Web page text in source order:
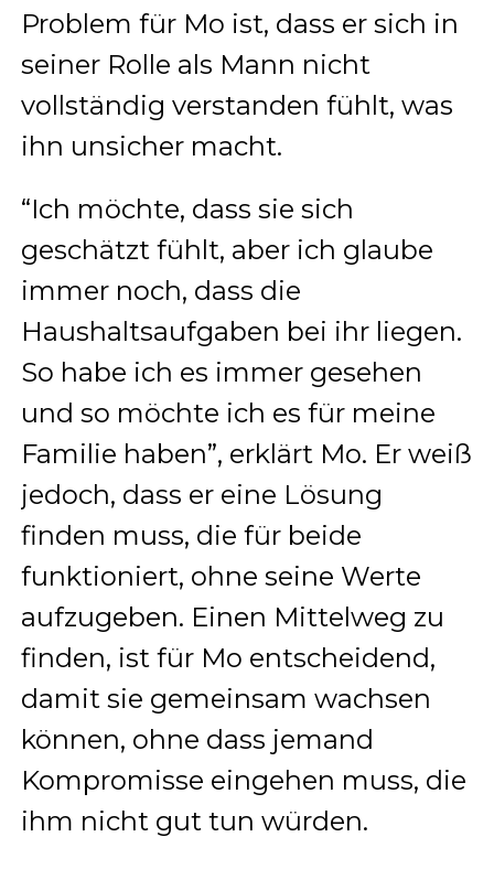
Problem für Mo ist, dass er sich in
seiner Rolle als Mann nicht
vollständig verstanden fühlt, was
ihn unsicher macht.
“Ich möchte, dass sie sich
geschätzt fühlt, aber ich glaube
immer noch, dass die
Haushaltsaufgaben bei ihr liegen.
So habe ich es immer gesehen
und so möchte ich es für meine
Familie haben”, erklärt Mo. Er weiß
jedoch, dass er eine Lösung
finden muss, die für beide
funktioniert, ohne seine Werte
aufzugeben. Einen Mittelweg zu
finden, ist für Mo entscheidend,
damit sie gemeinsam wachsen
können, ohne dass jemand
Kompromisse eingehen muss, die
ihm nicht gut tun würden.